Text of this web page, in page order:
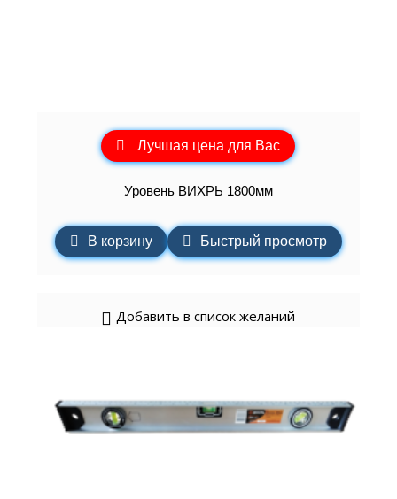
Лучшая цена для Вас
Уровень ВИХРЬ 1800мм
В корзину Быстрый просмотр
Добавить в список желаний